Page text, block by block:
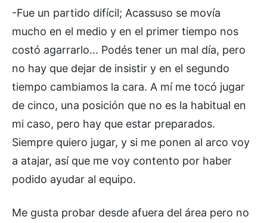
-Fue un partido difícil; Acassuso se movía
mucho en el medio y en el primer tiempo nos
costó agarrarlo... Podés tener un mal día, pero
no hay que dejar de insistir y en el segundo
tiempo cambiamos la cara. A mí me tocó jugar
de cinco, una posición que no es la habitual en
mi caso, pero hay que estar preparados.
Siempre quiero jugar, y si me ponen al arco voy
a atajar, así que me voy contento por haber
podido ayudar al equipo.
Me gusta probar desde afuera del área pero no